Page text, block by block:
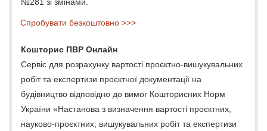
Спробувати безкоштовно >>>
Кошторис ПВР Онлайн
Сервіс для розрахунку вартості проєктно-вишукувальних
робіт та експертизи проєктної документації на
будівництво відповідно до вимог Кошторисних Норм
України «Настанова з визначення вартості проєктних,
науково-проєктних, вишукувальних робіт та експертизи